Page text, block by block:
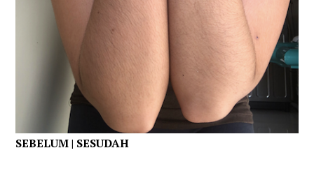
SEBELUM | SESUDAH